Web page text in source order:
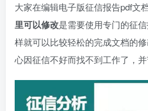
大家在编辑电子版征信报告pdf文
里可以修改是需要使用专门的征
样就可以比较轻松的完成文档的
心因征信不好而找不到工作了，并